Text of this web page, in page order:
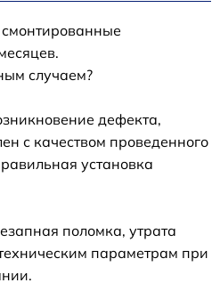
смонтированные
случаем?
дефекта,
с качеством проведенного
установка
поломка, утрата
параметрам при